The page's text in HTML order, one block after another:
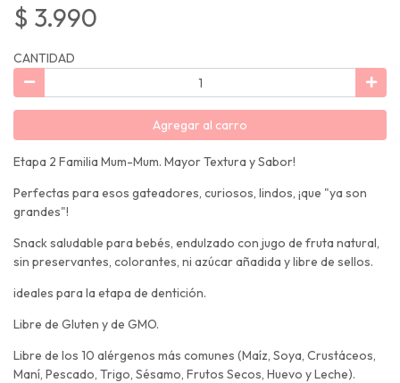
$ 3.990
CANTIDAD
Agregar al carro
Etapa 2 Familia Mum-Mum. Mayor Textura y Sabor!
Perfectas para esos gateadores, curiosos, lindos, ¡que "ya son
grandes"!
Snack saludable para bebés, endulzado con jugo de fruta natural,
sin preservantes, colorantes, ni azúcar añadida y libre de sellos.
ideales para la etapa de dentición.
Libre de Gluten y de GMO.
Libre de los 10 alérgenos más comunes (Maíz, Soya, Crustáceos,
Maní, Pescado, Trigo, Sésamo, Frutos Secos, Huevo y Leche).